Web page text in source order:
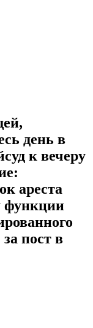
день в
к вечеру
ареста
функции
пост в